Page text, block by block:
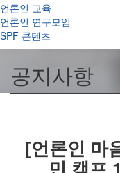
언론인 교육
언론인 연구모임
SPF 콘텐츠
공지사항
[언론인 마